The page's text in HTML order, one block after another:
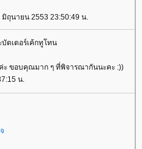
ถุนายน 2553 23:50:49 น.
ตเตอร์เค้กทูโทน
ขอบคุณมาก ๆ ที่พิจารณากันนะคะ :))
น.